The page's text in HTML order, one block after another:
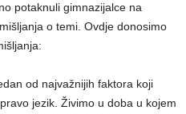
potaknuli gimnazijalce na
o temi. Ovdje donosimo
od najvažnijih faktora koji
jezik. Živimo u doba u kojem